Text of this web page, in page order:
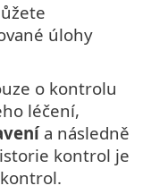
úlohy
o kontrolu
léčení,
a následně
kontrol je